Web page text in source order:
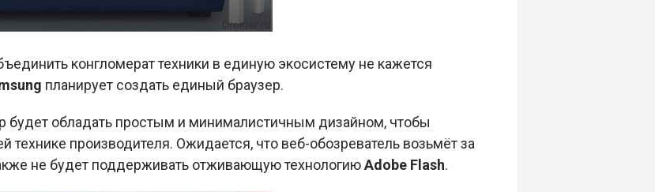
конгломерат техники в единую экосистему не кажется
планирует создать единый браузер.
будет обладать простым и минималистичным дизайном, чтобы
технике производителя. Ожидается, что веб-обозреватель возьмёт за
не будет поддерживать отживающую технологиюAdobe Flash.